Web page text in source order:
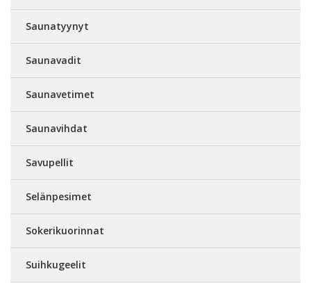
Saunatyynyt
Saunavadit
Saunavetimet
Saunavihdat
Savupellit
Selänpesimet
Sokerikuorinnat
Suihkugeelit